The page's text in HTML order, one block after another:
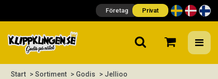
Företag Privat
Start > Sortiment > Godis
> Jellioo